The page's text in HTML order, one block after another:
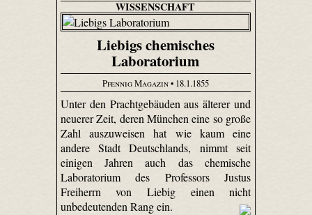
WISSENSCHAFT
Liebigs chemisches
Laboratorium
Pfennig Magazin• 18.1.1855
Unter den Prachtgebäuden aus älterer und
neuerer Zeit, deren München eine so große
Zahl auszuweisen hat wie kaum eine
andere Stadt Deutschlands, nimmt seit
einigen Jahren auch das chemische
Laboratorium des Professors Justus
Freiherrn von Liebig einen nicht
unbedeutenden Rang ein.